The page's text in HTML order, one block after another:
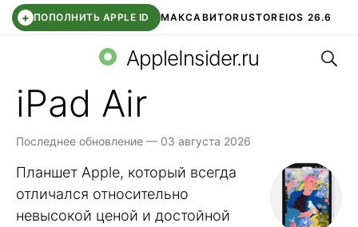
+ ПОПОЛНИТЬ APPLE ID МАКСАВИТОRUSTOREIOS 26.6
СБЕР КИДС ВТБ ОНЛАЙН ЧАТ В ROBLOX
AppleInsider.ru
iPad Air
Последнее обновление — 03 августа 2026
Планшет Apple, который всегда
отличался относительно
невысокой ценой и достойной